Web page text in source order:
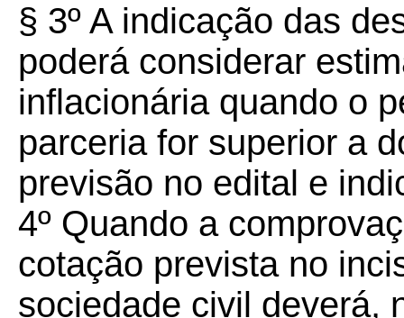
§ 3º A indicação das
poderá considerar
inflacionária quando o
parceria for superior a
previsão no edital e
4º Quando a
cotação prevista no
sociedade civil deverá,